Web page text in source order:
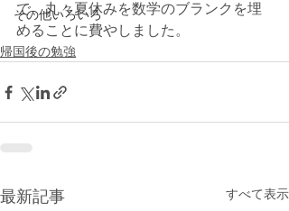
その他いろいろ
で、丸々夏休みを数学のブランクを埋
めることに費やしました。
帰国後の勉強
最新記事 すべて表示